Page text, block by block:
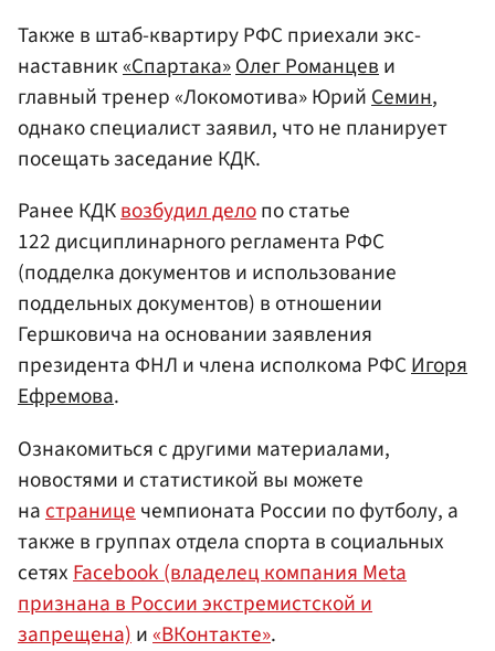
Также в штаб-квартиру РФС приехали экс-
наставник«Спартака»Олег Романцеви
главный тренер «Локомотива» ЮрийСемин,
однако специалист заявил, что не планирует
посещать заседание КДК.
Ранее КДКвозбудил делопо статье
122 дисциплинарного регламента РФС
(подделка документов и использование
поддельных документов) в отношении
Гершковича на основании заявления
президента ФНЛ и члена исполкома РФСИгоря
Ефремова.
Ознакомиться с другими материалами,
новостями и статистикой вы можете
на странице чемпионата России по футболу, а
также в группах отдела спорта в социальных
сетях Facebook (владелец компания Meta
признана в России экстремистской и
запрещена) и«ВКонтакте».